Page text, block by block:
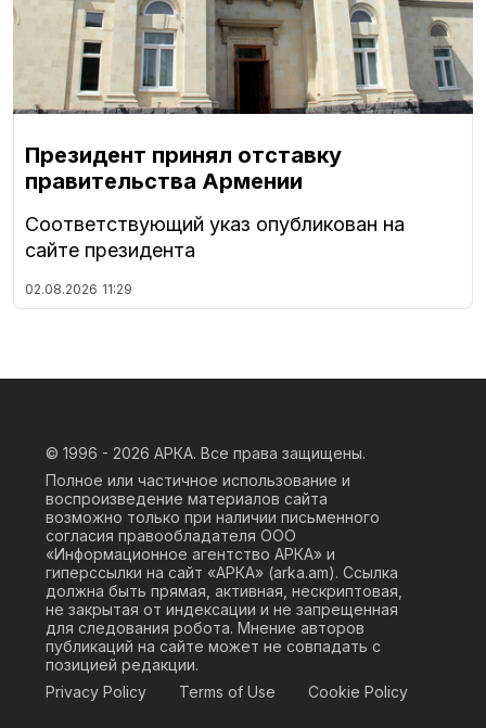
Президент принял отставку
правительства Армении
Соответствующий указ опубликован на
сайте президента
02.08.2026 11:29
© 1996 - 2026 АРКА. Все права защищены.
Полное или частичное использование и
воспроизведение материалов сайта
возможно только при наличии письменного
согласия правообладателя ООО
«Информационное агентство АРКА» и
гиперссылки на сайт «АРКА» (arka.am). Ссылка
должна быть прямая, активная, нескриптовая,
не закрытая от индексации и не запрещенная
для следования робота. Мнение авторов
публикаций на сайте может не совпадать с
позицией редакции.
Privacy Policy
Terms of Use Cookie Policy